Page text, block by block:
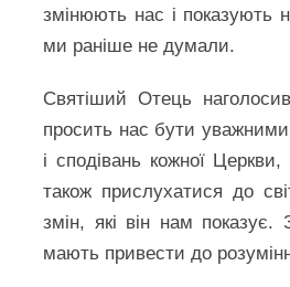
змінюють нас і показують
ми раніше не думали.
Святіший Отець
просить нас бути
і сподівань кожної
також прислухатися до
змін, які він нам показує.
мають привести до